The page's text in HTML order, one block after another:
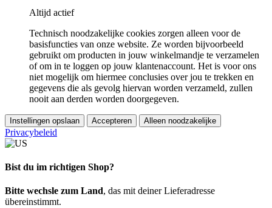
Altijd actief
Technisch noodzakelijke cookies zorgen alleen voor de
basisfuncties van onze website. Ze worden bijvoorbeeld
gebruikt om producten in jouw winkelmandje te verzamelen
of om in te loggen op jouw klantenaccount. Het is voor ons
niet mogelijk om hiermee conclusies over jou te trekken en
gegevens die als gevolg hiervan worden verzameld, zullen
nooit aan derden worden doorgegeven.
Instellingen opslaan Accepteren Alleen noodzakelijke
Privacybeleid
Bist du im richtigen Shop?
Bitte wechsle zum Land, das mit deiner Lieferadresse
übereinstimmt.